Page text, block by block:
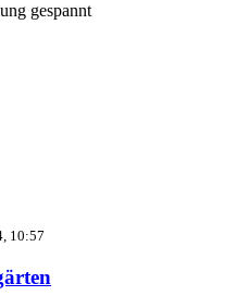
gespannt
10:57